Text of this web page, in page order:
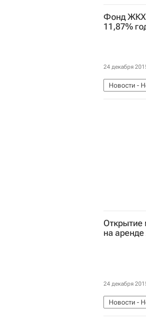
Фонд ЖКХ
11,87%
24 декабря
Новости -
Открытие
на
24 декабря
Новости -